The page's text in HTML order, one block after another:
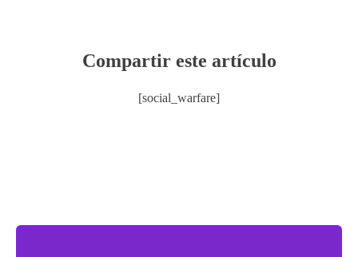
Compartir este artículo
[social_warfare]